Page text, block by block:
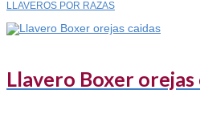
LLAVEROS POR RAZAS
Llavero Boxer orejas